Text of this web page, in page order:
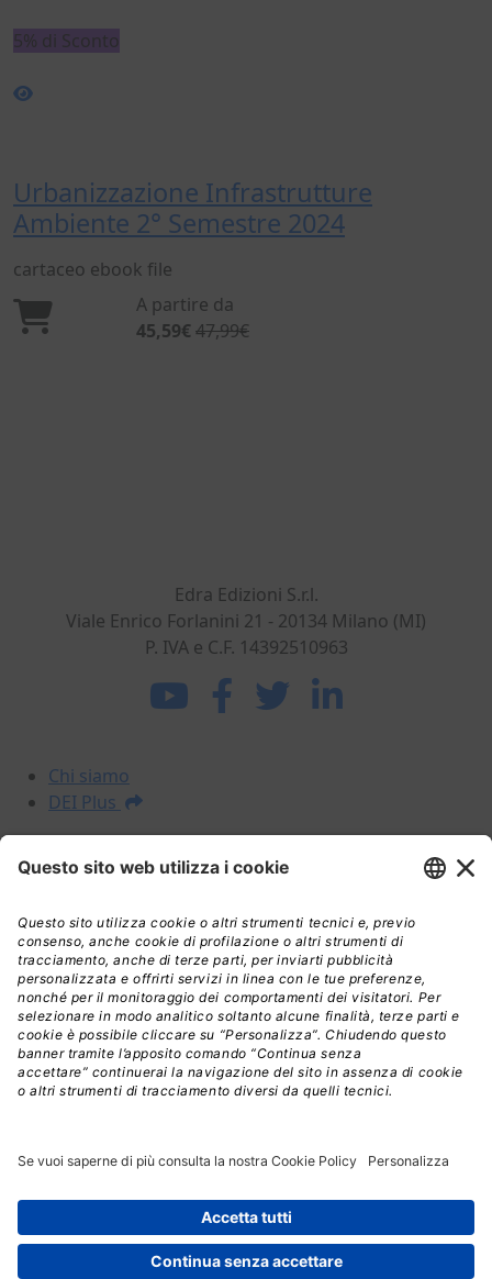
5% di Sconto
Urbanizzazione Infrastrutture
Ambiente 2° Semestre 2024
cartaceo ebook file
A partire da
45,59€ 47,99€
Edra Edizioni S.r.l.
Viale Enrico Forlanini 21 - 20134 Milano (MI)
P. IVA e C.F. 14392510963
Chi siamo
DEI Plus
I NOSTRI PRODOTTI
Prezzari
DEI Plus Premium
INFORMAZIONI LEGALI
Informativa Privacy
Termini e condizioni
Nota legale
Licenza d'uso
Spedizioni Assistenza
© Copyright 2026, Edra Edizioni S.r.l. - Diritti riservati |
All rights reserved